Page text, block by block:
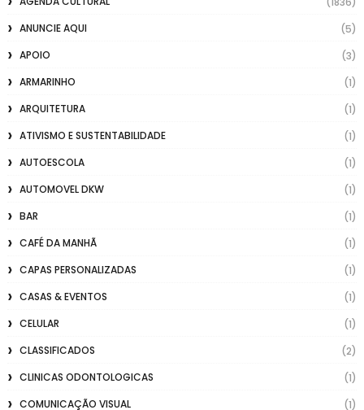
ANUNCIE AQUI
(5)
APOIO
(3)
ARMARINHO
(1)
ARQUITETURA
(1)
ATIVISMO E SUSTENTABILIDADE
(1)
AUTOESCOLA
(1)
AUTOMOVEL DKW
(1)
BAR
(1)
CAFÉ DA MANHÃ
(1)
CAPAS PERSONALIZADAS
(1)
CASAS & EVENTOS
(1)
CELULAR
(1)
CLASSIFICADOS
(2)
CLINICAS ODONTOLOGICAS
(1)
COMUNICAÇÃO VISUAL
(1)